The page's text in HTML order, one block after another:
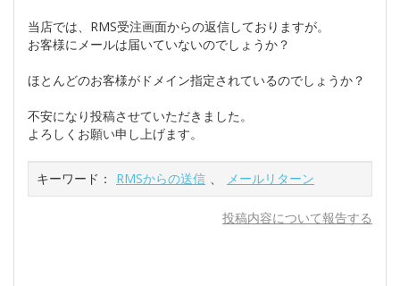
当店では、RMS受注画面からの返信しておりますが。
お客様にメールは届いていないのでしょうか？
ほとんどのお客様がドメイン指定されているのでしょうか？
不安になり投稿させていただきました。
よろしくお願い申し上げます。
キーワード： RMSからの送信 、 メールリターン
投稿内容について報告する